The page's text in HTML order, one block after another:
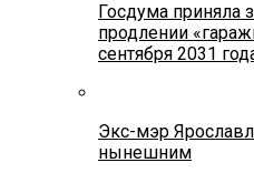
Госдума приняла
продлении
сентября 2031
Экс-мэр
нынешним